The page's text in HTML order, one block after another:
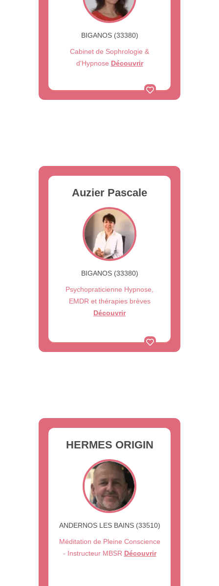
BIGANOS (33380)
Cabinet de Sophrologie &
d'Hypnose Découvrir
Auzier Pascale
BIGANOS (33380)
Psychopraticienne Hypnose,
EMDR et thérapies brèves
Découvrir
HERMES ORIGIN
ANDERNOS LES BAINS (33510)
Méditation de Pleine Conscience
- Instructeur MBSR Découvrir